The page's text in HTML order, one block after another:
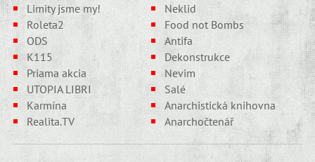
Limity jsme my!
Neklid
Roleta2
Food not Bombs
ODS
Antifa
K115
Dekonstrukce
Priama akcia
Nevim
UTOPIA LIBRI
Salé
Karmína
Anarchistická knihovna
Realita.TV
Anarchočtenář